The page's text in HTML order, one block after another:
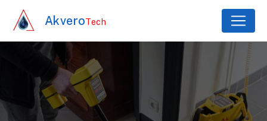
AkveroTech
Panneau de gestion des cookies